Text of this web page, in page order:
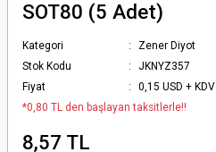
SOT80 (5 Adet)
Kategori
Zener Diyot
Stok Kodu
JKNYZ357
Fiyat
0,15 USD + KDV
*0,80 TL den başlayan taksitlerle!!
8,57 TL